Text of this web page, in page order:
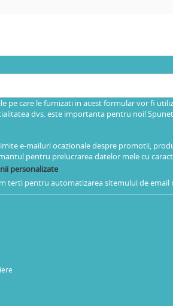
pe care le furnizati in acest formular vor fi
dvs. este importanta pentru noi!
e-mailuri ocazionale despre promotii,
pentru prelucrarea datelor mele cu
personalizate
terti pentru automatizarea sitemului de email